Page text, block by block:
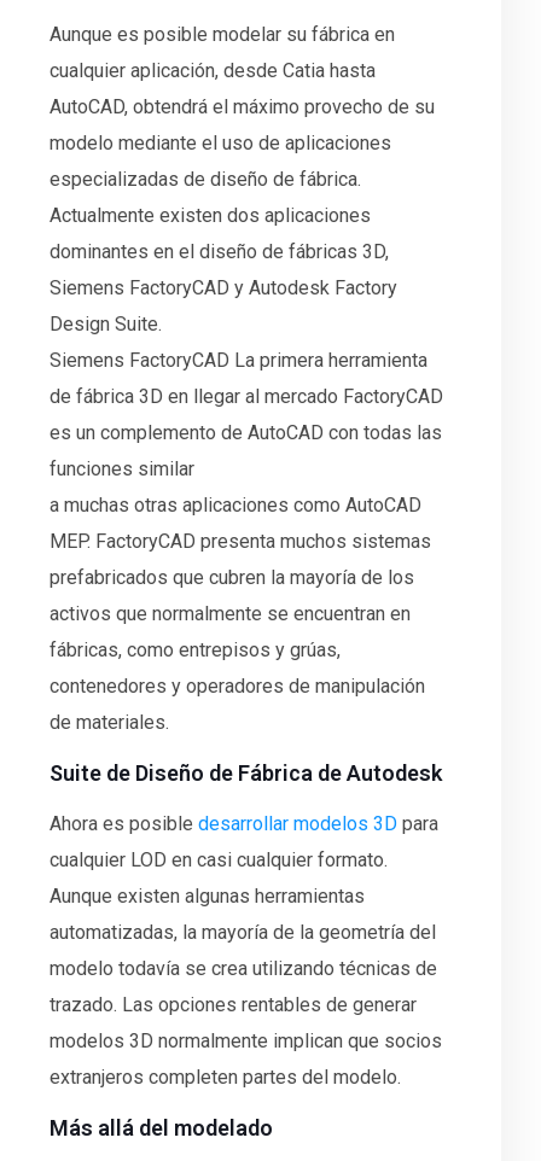
Aunque es posible modelar su fábrica en
cualquier aplicación, desde Catia hasta
AutoCAD, obtendrá el máximo provecho de su
modelo mediante el uso de aplicaciones
especializadas de diseño de fábrica.
Actualmente existen dos aplicaciones
dominantes en el diseño de fábricas 3D,
Siemens FactoryCAD y Autodesk Factory
Design Suite.
Siemens FactoryCAD La primera herramienta
de fábrica 3D en llegar al mercado FactoryCAD
es un complemento de AutoCAD con todas las
funciones similar
a muchas otras aplicaciones como AutoCAD
MEP. FactoryCAD presenta muchos sistemas
prefabricados que cubren la mayoría de los
activos que normalmente se encuentran en
fábricas, como entrepisos y grúas,
contenedores y operadores de manipulación
de materiales.
Suite de Diseño de Fábrica de Autodesk
Ahora es posibledesarrollar modelos 3D para
cualquier LOD en casi cualquier formato.
Aunque existen algunas herramientas
automatizadas, la mayoría de la geometría del
modelo todavía se crea utilizando técnicas de
trazado. Las opciones rentables de generar
modelos 3D normalmente implican que socios
extranjeros completen partes del modelo.
Más allá del modelado